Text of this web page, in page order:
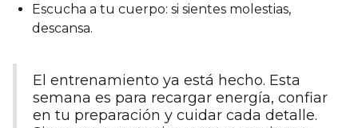
Escucha a tu cuerpo: si sientes molestias,
descansa.
El entrenamiento ya está hecho. Esta
semana es para recargar energía, confiar
en tu preparación y cuidar cada detalle.